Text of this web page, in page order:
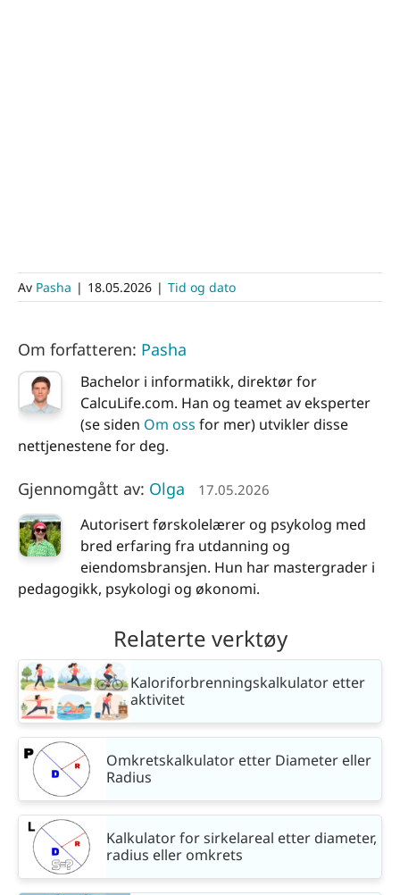
Av Pasha | 18.05.2026 | Tid og dato
Om forfatteren: Pasha
Bachelor i informatikk, direktør for
CalcuLife.com. Han og teamet av eksperter
(se siden Om oss for mer) utvikler disse
nettjenestene for deg.
Gjennomgått av: Olga 17.05.2026
Autorisert førskolelærer og psykolog med
bred erfaring fra utdanning og
eiendomsbransjen. Hun har mastergrader i
pedagogikk, psykologi og økonomi.
Relaterte verktøy
Kaloriforbrenningskalkulator etter
aktivitet
Omkretskalkulator etter Diameter eller
Radius
Kalkulator for sirkelareal etter diameter,
radius eller omkrets